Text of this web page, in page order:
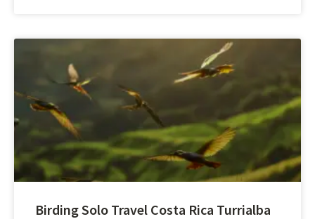
Birding Solo Travel Costa Rica Turrialba